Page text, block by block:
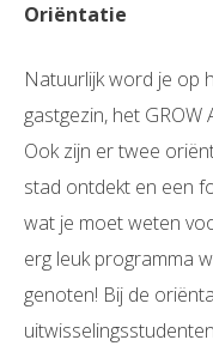
Oriëntatie
Natuurlijk word je op
gastgezin, het
Ook zijn er twee
stad ontdekt en een
wat je moet weten
erg leuk programma
genoten! Bij de